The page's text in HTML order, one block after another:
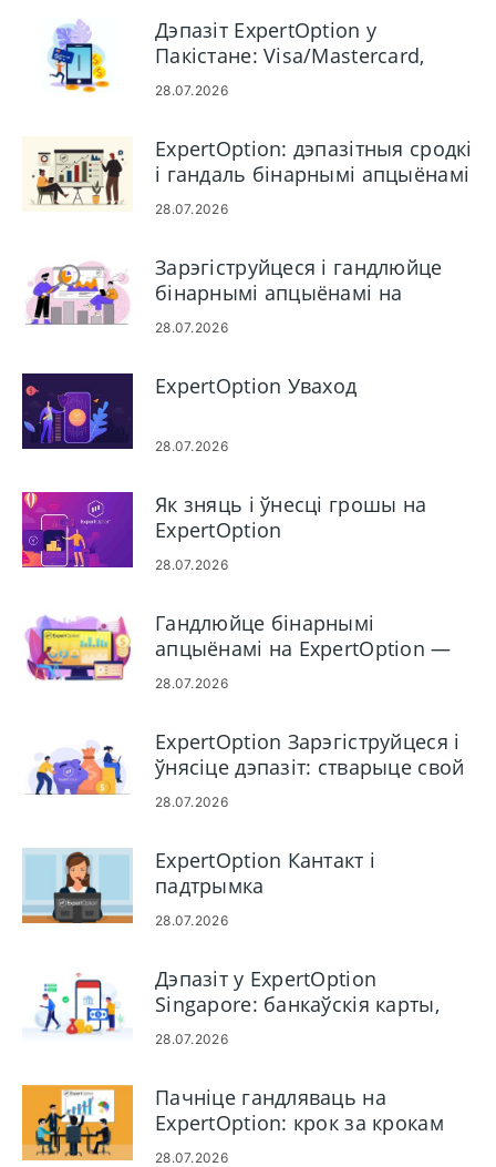
Дэпазіт ExpertOption у
Пакістане: Visa/Mastercard,
E‑Payments і Crypto
28.07.2026
ExpertOption: дэпазітныя сродкі
і гандаль бінарнымі апцыёнамі
28.07.2026
Зарэгіструйцеся і гандлюйце
бінарнымі апцыёнамі на
ExpertOption: этапы ўліковага
28.07.2026
ExpertOption Уваход
28.07.2026
Як зняць і ўнесці грошы на
ExpertOption
28.07.2026
Гандлюйце бінарнымі
апцыёнамі на ExpertOption —
Пакрокавае кіраўніцтва па
28.07.2026
ExpertOption Зарэгіструйцеся і
ўнясіце дэпазіт: стварыце свой
уліковы запіс і дадайце сродкі
28.07.2026
ExpertOption Кантакт і
падтрымка
28.07.2026
Дэпазіт у ExpertOption
Singapore: банкаўскія карты,
электронныя плацяжы і крыпта
28.07.2026
Пачніце гандляваць на
ExpertOption: крок за крокам
для пачаткоўцаў
28.07.2026